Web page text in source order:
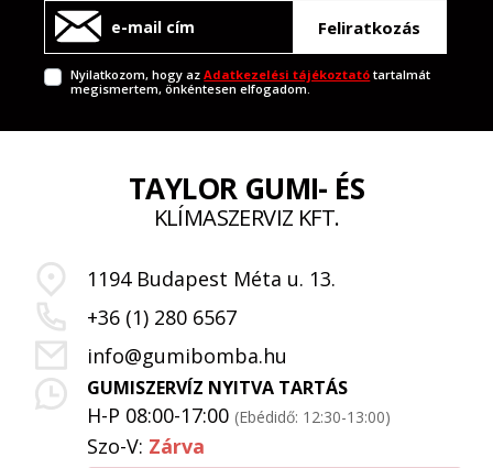
Feliratkozás
Nyilatkozom, hogy azAdatkezelési tájékoztató tartalmát
megismertem, önkéntesen elfogadom.
TAYLOR GUMI- ÉS
KLÍMASZERVIZ KFT.
1194 Budapest Méta u. 13.
+36 (1) 280 6567
info@gumibomba.hu
GUMISZERVÍZ NYITVA TARTÁS
H-P 08:00-17:00 (Ebédidő: 12:30-13:00)
Szo-V: Zárva